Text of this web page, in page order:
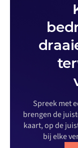
Spreek met
brengen de
kaart, op de
bij elke